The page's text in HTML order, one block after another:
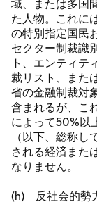
域、または多国
た人物。これに
の特別指定国民
セクター制裁識
ト、エンティテ
裁リスト、また
省の金融制裁対
含まれるが、こ
によって50%以
（以下、総称
される経済また
なりません。
(h) 反社会的勢